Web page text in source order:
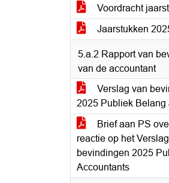
Voordracht
Jaarstukken
5.a.2 Rapport van
van de accountant
Verslag van
2025 Publiek Belang
Brief aan PS
reactie op het
bevindingen 2025
Accountants